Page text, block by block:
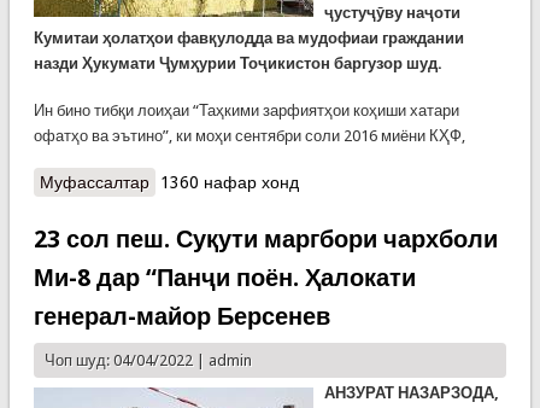
ҷустуҷӯву наҷоти
Кумитаи ҳолатҳои фавқулодда ва мудофиаи граждании
назди Ҳукумати Ҷумҳурии Тоҷикистон баргузор шуд.
Ин бино тибқи лоиҳаи “Таҳкими зарфиятҳои коҳиши хатари
офатҳо ва эътино”, ки моҳи сентябри соли 2016 миёни КҲФ,
Муфассалтаро Имдодгарони Кумита бинои пурра
1360 нафар хонд
23 сол пеш. Суқути маргбори чархболи
Ми-8 дар “Панҷи поён. Ҳалокати
генерал-майор Берсенев
Чоп шуд: 04/04/2022 | admin
АНЗУРАТ НАЗАРЗОДА,